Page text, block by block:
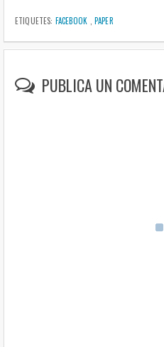
ETIQUETES: FACEBOOK ,PAPER
PUBLICA UN